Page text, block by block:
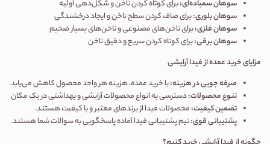
سوهان سمباده‌ای:برای کوتاه کردن ناخن و شکل‌دهی اولیه
سوهان بلوری:برای صاف کردن سطح ناخن و ایجاد درخشندگی
سوهان فلزی:برای ناخن‌های مصنوعی و ناخن‌های بسیار ضخیم
سوهان برقی:برای کوتاه کردن سریع و دقیق ناخن
مزایای خرید عمده از فیدا آرایشی
صرفه جویی در هزینه:با خرید عمده، هزینه هر واحد محصول کاهش می‌یابد.
تنوع محصولات:دسترسی به انواع محصولات آرایشی و بهداشتی در یک مکان
تضمین کیفیت:محصولات فیدا از برندهای معتبر و با کیفیت هستند.
پشتیبانی قوی:تیم پشتیبانی فیدا آماده پاسخگویی به سوالات شما هستند.